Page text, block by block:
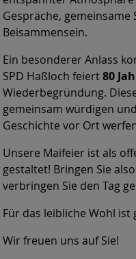
Gespräche,
Beisammensein.
Ein besonderer Anlass
SPD Haßloch feiert80
Wiederbegründung.
gemeinsam würdigen
Geschichte vor Ort
Unsere Maifeier ist als
gestaltet! Bringen Sie
verbringen Sie den Tag
Für das leibliche Wohl ist
Wir freuen uns auf Sie!